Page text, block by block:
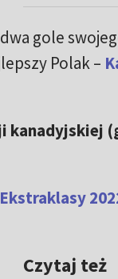
gole
Polak –
kanadyjskiej
Czytaj też